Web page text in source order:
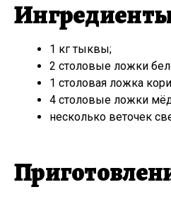
1 кг тыквы;
2 столовые ложки
1 столовая ложка
4 столовые ложки
несколько веточек